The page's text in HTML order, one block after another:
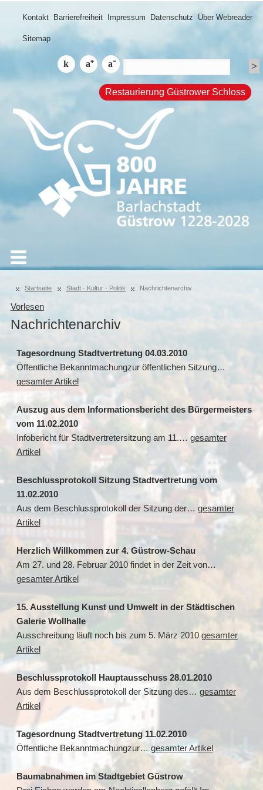
Kontakt Barrierefreiheit Impressum Datenschutz Über Webreader
Sitemap
Restaurierung Güstrower Schloss
Startseite Stadt · Kultur · Politik Nachrichtenarchiv
Vorlesen
Nachrichtenarchiv
Tagesordnung Stadtvertretung 04.03.2010
Öffentliche Bekanntmachungzur öffentlichen Sitzung…
gesamter Artikel
Auszug aus dem Informationsbericht des Bürgermeisters
vom 11.02.2010
Infobericht für Stadtvertretersitzung am 11.… gesamter
Artikel
Beschlussprotokoll Sitzung Stadtvertretung vom
11.02.2010
Aus dem Beschlussprotokoll der Sitzung der… gesamter
Artikel
Herzlich Willkommen zur 4. Güstrow-Schau
Am 27. und 28. Februar 2010 findet in der Zeit von…
gesamter Artikel
15. Ausstellung Kunst und Umwelt in der Städtischen
Galerie Wollhalle
Ausschreibung läuft noch bis zum 5. März 2010 gesamter
Artikel
Beschlussprotokoll Hauptausschuss 28.01.2010
Aus dem Beschlussprotokoll der Sitzung des… gesamter
Artikel
Tagesordnung Stadtvertretung 11.02.2010
Öffentliche Bekanntmachungzur… gesamter Artikel
Baumabnahmen im Stadtgebiet Güstrow